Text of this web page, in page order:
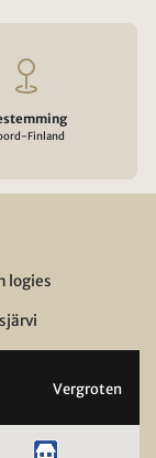
Finland
logies
Vergroten